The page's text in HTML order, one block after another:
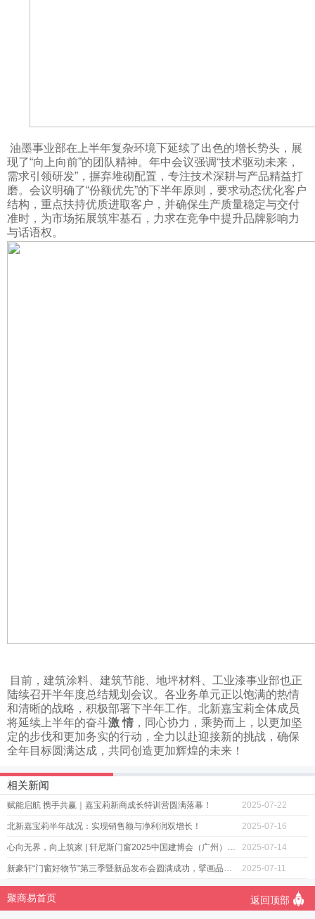
油墨事业部在上半年复杂环境下延续了出色的增长势头，展
现了“向上向前”的团队精神。年中会议强调“技术驱动未来，
需求引领研发”，摒弃堆砌配置，专注技术深耕与产品精益打
磨。会议明确了“份额优先”的下半年原则，要求动态优化客户
结构，重点扶持优质进取客户，并确保生产质量稳定与交付
准时，为市场拓展筑牢基石，力求在竞争中提升品牌影响力
与话语权。
目前，建筑涂料、建筑节能、地坪材料、工业漆事业部也正
陆续召开半年度总结规划会议。各业务单元正以饱满的热情
和清晰的战略，积极部署下半年工作。北新嘉宝莉全体成员
将延续上半年的奋斗激 情 ，同心协力，乘势而上，以更加坚
定的步伐和更加务实的行动，全力以赴迎接新的挑战，确保
全年目标圆满达成，共同创造更加辉煌的未来！
相关新闻
赋能启航 携手共赢｜嘉宝莉新商成长特训营圆满落幕！ 2025-07-22
北新嘉宝莉半年战况：实现销售额与净利润双增长！ 2025-07-16
心向无界，向上筑家 | 轩尼斯门窗2025中国建博会（广州）圆满收官！ 2025-07-14
新豪轩“门窗好物节”第三季暨新品发布会圆满成功，擘画品质生活新图景 2025-07-11
聚商易首页 返回顶部 